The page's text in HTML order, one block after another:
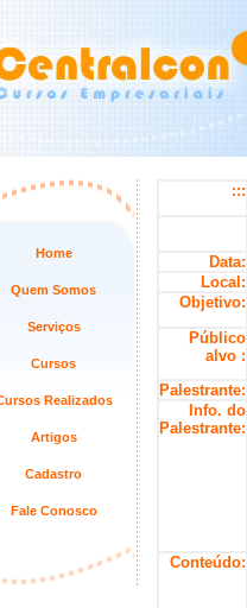
Home
Quem Somos
Serviços
Cursos
Realizados
Artigos
Cadastro
Fale Conosco
:::
Data:
Local:
Objetivo:
Público
alvo :
Palestrante:
Info. do
Palestrante:
Conteúdo: